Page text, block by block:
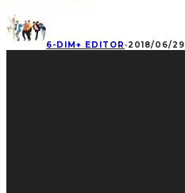
6-DIM+ EDITOR ·2018/06/29